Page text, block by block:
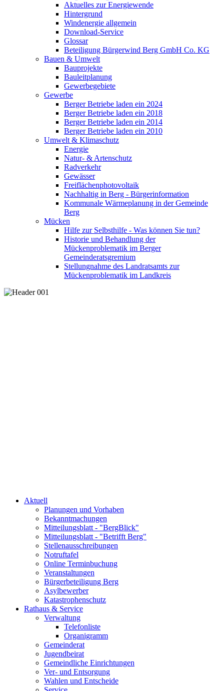
Aktuelles zur Energiewende
Hintergrund
Windenergie allgemein
Download-Service
Glossar
Beteiligung Bürgerwind Berg GmbH Co. KG
Bauen & Umwelt
Bauprojekte
Bauleitplanung
Gewerbegebiete
Gewerbe
Berger Betriebe laden ein 2024
Berger Betriebe laden ein 2018
Berger Betriebe laden ein 2014
Berger Betriebe laden ein 2010
Umwelt & Klimaschutz
Energie
Natur- & Artenschutz
Radverkehr
Gewässer
Freiflächenphotovoltaik
Nachhaltig in Berg - Bürgerinformation
Kommunale Wärmeplanung in der Gemeinde
Berg
Mücken
Hilfe zur Selbsthilfe - Was können Sie tun?
Historie und Behandlung der
Mückenproblematik im Berger
Gemeinderatsgremium
Stellungnahme des Landratsamts zur
Mückenproblematik im Landkreis
Aktuell
Planungen und Vorhaben
Bekanntmachungen
Mitteilungsblatt - "BergBlick"
Mitteilungsblatt - "Betrifft Berg"
Stellenausschreibungen
Notruftafel
Online Terminbuchung
Veranstaltungen
Bürgerbeteiligung Berg
Asylbewerber
Katastrophenschutz
Rathaus & Service
Verwaltung
Telefonliste
Organigramm
Gemeinderat
Jugendbeirat
Gemeindliche Einrichtungen
Ver- und Entsorgung
Wahlen und Entscheide